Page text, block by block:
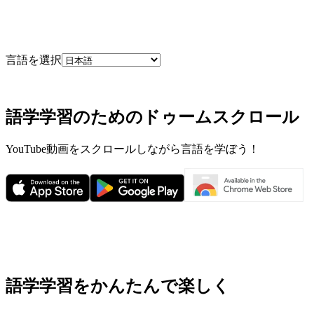
言語を選択
語学学習のためのドゥームスクロール
YouTube動画をスクロールしながら言語を学ぼう！
語学学習をかんたんで楽しく